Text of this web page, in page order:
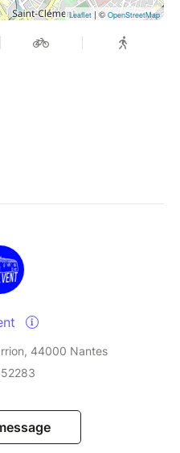
Leaflet| ©OpenStreetMap
44000 Nantes